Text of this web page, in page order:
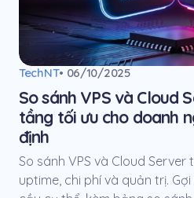
TechNT• 06/10/2025
So sánh VPS và Cloud
tầng tối ưu cho doanh
định
So sánh VPS và Cloud
uptime, chi phí và quản trị.